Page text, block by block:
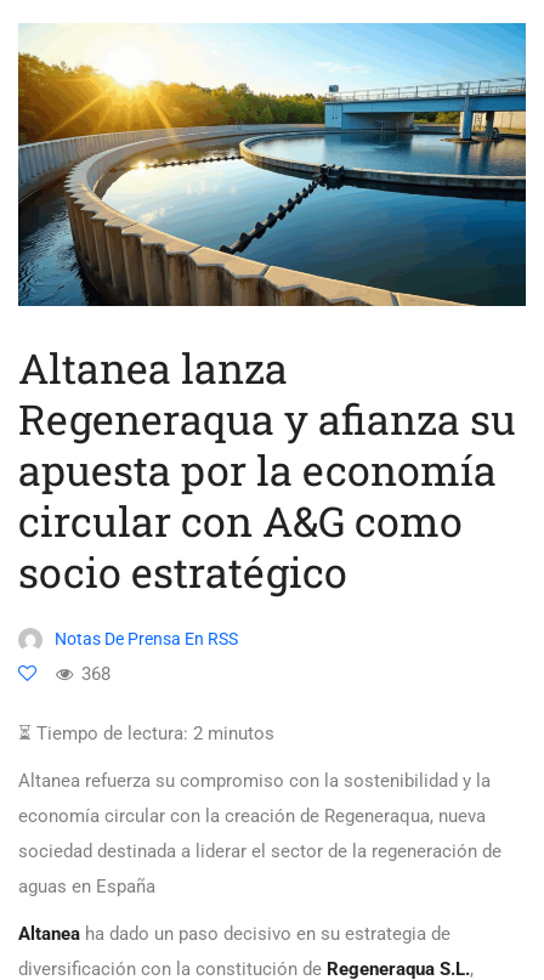
Altanea lanza
Regeneraqua y afianza su
apuesta por la economía
circular con A&G como
socio estratégico
Notas De Prensa En RSS
368
⏳ Tiempo de lectura: 2 minutos
Altanea refuerza su compromiso con la sostenibilidad y la
economía circular con la creación de Regeneraqua, nueva
sociedad destinada a liderar el sector de la regeneración de
aguas en España
Altanea ha dado un paso decisivo en su estrategia de
diversificación con la constitución de Regeneraqua S.L.,